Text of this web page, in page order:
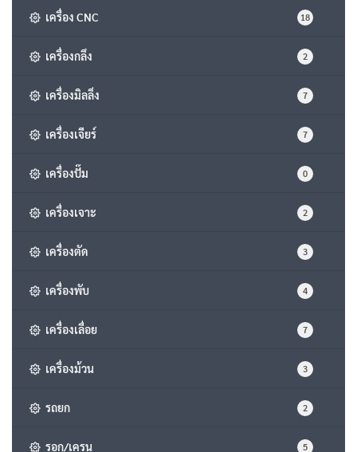
เครื่อง CNC 18
เครื่องกลึง 2
เครื่องมิลลิ่ง 7
เครื่องเจียร์ 7
เครื่องปั๊ม 0
เครื่องเจาะ 2
เครื่องตัด 3
เครื่องพับ 4
เครื่องเลื่อย 7
เครื่องม้วน 3
รถยก 2
รอก/เครน 5